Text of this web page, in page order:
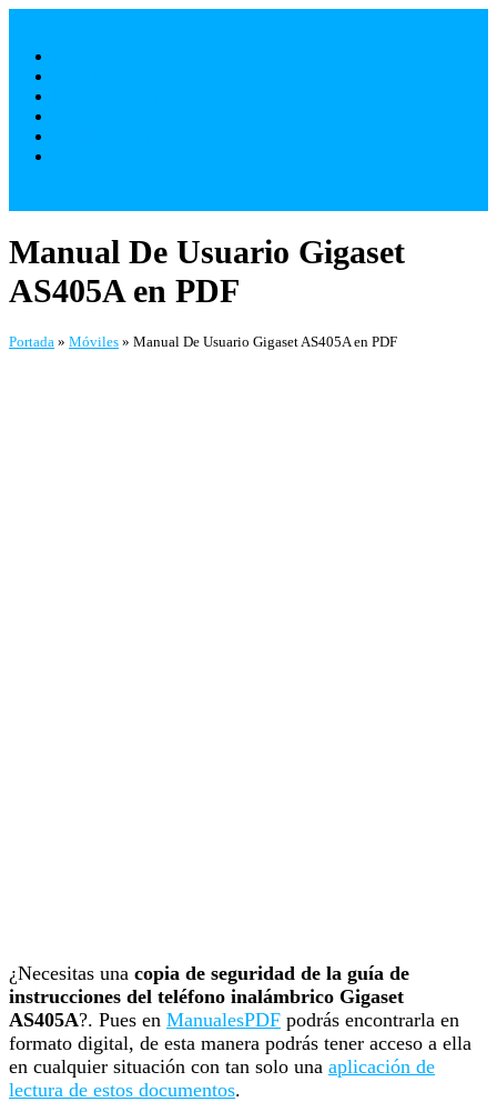
contenido
Manual De Usuario Gigaset
AS405A en PDF
Portada » Móviles » Manual De Usuario Gigaset AS405A en PDF
¿Necesitas una copia de seguridad de la guía de
instrucciones del teléfono inalámbrico Gigaset
AS405A?. Pues en ManualesPDF podrás encontrarla en
formato digital, de esta manera podrás tener acceso a ella
en cualquier situación con tan solo una aplicación de
lectura de estos documentos.